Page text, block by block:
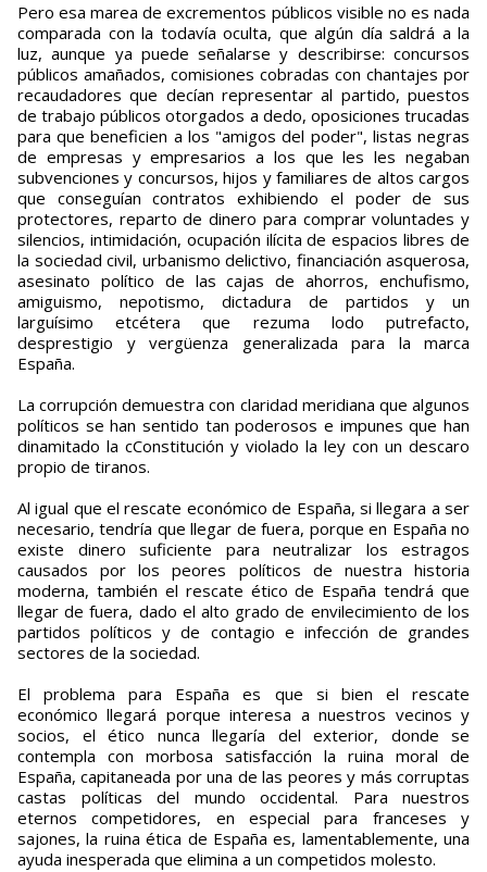
Pero esa marea de excrementos públicos visible no es nada
comparada con la todavía oculta, que algún día saldrá a la
luz, aunque ya puede señalarse y describirse: concursos
públicos amañados, comisiones cobradas con chantajes por
recaudadores que decían representar al partido, puestos
de trabajo públicos otorgados a dedo, oposiciones trucadas
para que beneficien a los "amigos del poder", listas negras
de empresas y empresarios a los que les les negaban
subvenciones y concursos, hijos y familiares de altos cargos
que conseguían contratos exhibiendo el poder de sus
protectores, reparto de dinero para comprar voluntades y
silencios, intimidación, ocupación ilícita de espacios libres de
la sociedad civil, urbanismo delictivo, financiación asquerosa,
asesinato político de las cajas de ahorros, enchufismo,
amiguismo, nepotismo, dictadura de partidos y un
larguísimo etcétera que rezuma lodo putrefacto,
desprestigio y vergüenza generalizada para la marca
España.
La corrupción demuestra con claridad meridiana que algunos
políticos se han sentido tan poderosos e impunes que han
dinamitado la cConstitución y violado la ley con un descaro
propio de tiranos.
Al igual que el rescate económico de España, si llegara a ser
necesario, tendría que llegar de fuera, porque en España no
existe dinero suficiente para neutralizar los estragos
causados por los peores políticos de nuestra historia
moderna, también el rescate ético de España tendrá que
llegar de fuera, dado el alto grado de envilecimiento de los
partidos políticos y de contagio e infección de grandes
sectores de la sociedad.
El problema para España es que si bien el rescate
económico llegará porque interesa a nuestros vecinos y
socios, el ético nunca llegaría del exterior, donde se
contempla con morbosa satisfacción la ruina moral de
España, capitaneada por una de las peores y más corruptas
castas políticas del mundo occidental. Para nuestros
eternos competidores, en especial para franceses y
sajones, la ruina ética de España es, lamentablemente, una
ayuda inesperada que elimina a un competidos molesto.